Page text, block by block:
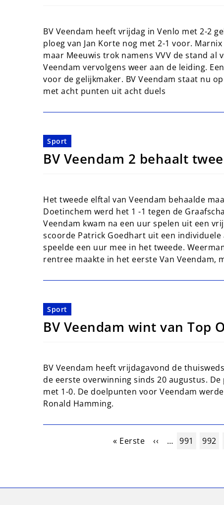
BV Veendam heeft vrijdag in Venlo met 2-2
ploeg van Jan Korte nog met 2-1 voor.
maar Meeuwis trok namens VVV de stand
Veendam vervolgens weer aan de leiding.
voor de gelijkmaker. BV Veendam staat nu
met acht punten uit acht duels
Sport
BV Veendam 2 behaalt
Het tweede elftal van Veendam behaalde
Doetinchem werd het 1 -1 tegen de
Veendam kwam na een uur spelen uit een
scoorde Patrick Goedhart uit een
speelde een uur mee in het tweede.
rentree maakte in het eerste Van Veendam,
Sport
BV Veendam wint van Top
BV Veendam heeft vrijdagavond de
de eerste overwinning sinds 20 augustus.
met 1-0. De doelpunten voor Veendam
Ronald Hamming.
Paginering
Eerste pagina
« Eerste Vorige pagina
‹‹ … Pagina
991 992